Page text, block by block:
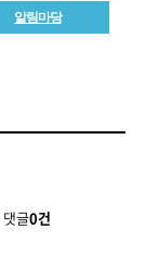
알림마당
댓글0건